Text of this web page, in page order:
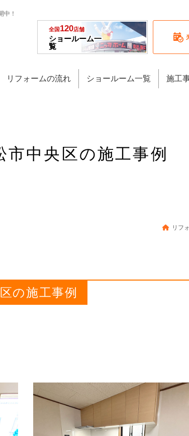
中！
全国120店舗
ショールーム一
覧
リフォームの流れ ショールーム一覧 施工
中央区の施工事例
リフ
の施工事例